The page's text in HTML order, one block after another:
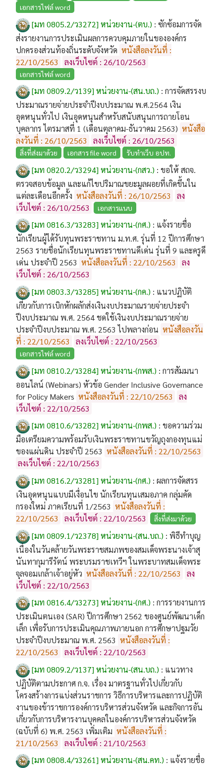
เอกสารไฟล์ word
[มท 0805.2/ว3272] หน่วยงาน-(ตบ.) : ซักซ้อมการจัด
ส่งรายงานการประเมินผลการควบคุมภายในขององค์กร
ปกครองส่วนท้องถิ่นระดับจังหวัด หนังสือลงวันที่ :
22/10/2563
ลงเว็บไซต์ : 26/10/2563
เอกสารไฟล์ word
[มท 0809.2/ว139] หน่วยงาน-(สน.บถ.) : การจัดสรรงบ
ประมาณรายจ่ายประจำปีงบประมาณ พ.ศ.2564 เงิน
อุดหนุนทั่วไป เงินอุดหนุนสำหรับสนับสนุนการถายโอน
บุคลากร ไตรมาสที่ 1 (เดือนตุลาคม-ธันวาคม 2563) หนังสือ
ลงวันที่ : 26/10/2563
ลงเว็บไซต์ : 26/10/2563
สิ่งที่ส่งมาด้วย เอกสาร file word รับทำเว็บ อปท.
[มท 0820.2/ว3294] หน่วยงาน-(กสว.) : ขอให้ สถจ.
ตรวจสอบข้อมูล และแก้ไขปริมาณขยะมูลผอยที่เกิดขึ้นใน
แต่ละเดือนอีกครั้ง หนังสือลงวันที่ : 26/10/2563
ลง
เว็บไซต์ : 26/10/2563
เอกสารแนบ
[มท 0816.3/ว3283] หน่วยงาน-(กศ.) : แจ้งรายชื่อ
นักเรียนผู้ได้รับทุนพระราชทาน ม.ท.ศ. รุ่นที่ 12 ปีการศึกษา
2563 รายชื่อนักเรียนทุนพระราชทานดีเด่น รุ่นที่ 9 และครูดี
เด่น ประจำปี 2563 หนังสือลงวันที่ : 22/10/2563
ลง
เว็บไซต์ : 26/10/2563
[มท 0803.3/ว3285] หน่วยงาน-(กค.) : แนวปฏิบัติ
เกี่ยวกับการเบิกหักผลักส่งเงินงบประมาณรายจ่ายประจำ
ปีงบประมาณ พ.ศ. 2564 ชดใช้เงินงบประมาณรายจ่าย
ประจำปีงบประมาณ พ.ศ. 2563 ไปพลางก่อน หนังสือลงวัน
ที่ : 22/10/2563
ลงเว็บไซต์ : 22/10/2563
เอกสารไฟล์ word
[มท 0810.2/ว3284] หน่วยงาน-(กพส.) : การสัมมนา
ออนไลน์ (Webinars) หัวข้อ Gender Inclusive Governance
for Policy Makers หนังสือลงวันที่ : 22/10/2563
ลง
เว็บไซต์ : 22/10/2563
[มท 0810.6/ว3282] หน่วยงาน-(กพส.) : ขอความร่วม
มือเตรียมความพร้อมรับเงินพระราชทานขวัญถุงกองทุนแม่
ของแผ่นดิน ประจำปี 2563 หนังสือลงวันที่ : 22/10/2563
ลงเว็บไซต์ : 22/10/2563
[มท 0816.2/ว3281] หน่วยงาน-(กศ.) : ผลการจัดสรร
เงินอุดหนุนแบบมีเงื่อนไข นักเรียนทุนเสมอภาค กลุ่มคัด
กรองใหม่ ภาคเรียนที่ 1/2563 หนังสือลงวันที่ :
22/10/2563
ลงเว็บไซต์ : 22/10/2563 สิ่งที่ส่งมาด้วย
[มท 0809.1/ว2378] หน่วยงาน-(สน.บถ.) : พิธีทำบุญ
เนื่องในวันคล้ายวันพระราชสมภพของสมเด็จพระนางเจ้าสุ
นันทากุมารีรัตน์ พระบรมราชเทวีฯ ในพระบาทสมเด็จพระ
จุลจอมเกล้าเจ้าอยู่หัว หนังสือลงวันที่ : 22/10/2563
ลง
เว็บไซต์ : 22/10/2563
[มท 0816.4/ว3273] หน่วยงาน-(กศ.) : การรายงานการ
ประเมินตนเอง (SAR) ปีการศึกษา 2562 ของศูนย์พัฒนาเด็ก
เล็ก เพื่อรับการประเมินคุณภาพภายนอก การศึกษาปฐมวัย
ประจำปีงบประมาณ พ.ศ. 2563 หนังสือลงวันที่ :
22/10/2563
ลงเว็บไซต์ : 22/10/2563
[มท 0809.2/ว137] หน่วยงาน-(สน.บถ.) : แนวทาง
ปฏิบัติตามประกาศ ก.จ. เรื่อง มาตรฐานทั่วไปเกี่ยวกับ
โครงสร้างการแบ่งส่วนราชการ วิธีการบริหารและการปฏิบัติ
งานของข้าราชการองค์การบริหารส่วนจังหวัด และกิจการอัน
เกี่ยวกับการบริหารงานบุคคลในองค์การบริหารส่วนจังหวัด
(ฉบับที่ 6) พ.ศ. 2563 เพิ่มเติม หนังสือลงวันที่ :
21/10/2563
ลงเว็บไซต์ : 21/10/2563
[มท 0808.4/ว3261] หน่วยงาน-(สน.คท.) : แจ้งรายชื่อ